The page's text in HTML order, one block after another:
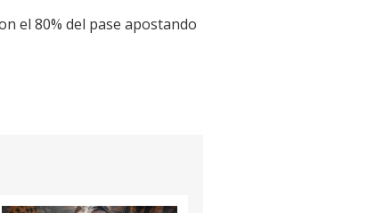
el 80% del pase apostando